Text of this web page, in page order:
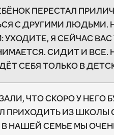
ПЕРЕСТАЛ
С ДРУГИМИ ЛЮДЬМИ.
Я СЕЙЧАС
СИДИТ И ВСЕ.
СЕБЯ ТОЛЬКО В
ЧТО СКОРО У НЕГО
ПРИХОДИТЬ ИЗ ШКОЛЫ
НАШЕЙ СЕМЬЕ МЫ